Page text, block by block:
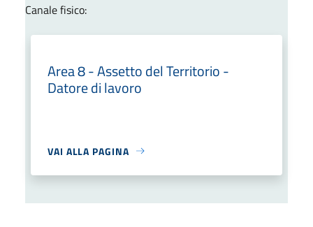
Canale fisico:
Area 8 - Assetto del Territorio -
Datore di lavoro
VAI ALLA PAGINA